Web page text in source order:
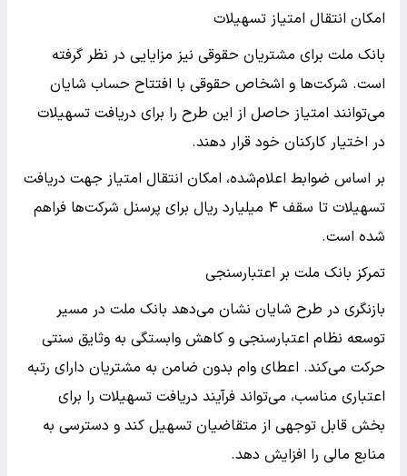
امکان انتقال امتیاز تسهیلات
بانک ملت برای مشتریان حقوقی نیز مزایایی در نظر گرفته
است. شرکت‌ها و اشخاص حقوقی با افتتاح حساب شایان
می‌توانند امتیاز حاصل از این طرح را برای دریافت تسهیلات
در اختیار کارکنان خود قرار دهند.
بر اساس ضوابط اعلام‌شده، امکان انتقال امتیاز جهت دریافت
تسهیلات تا سقف ۴ میلیارد ریال برای پرسنل شرکت‌ها فراهم
شده است.
تمرکز بانک ملت بر اعتبارسنجی
بازنگری در طرح شایان نشان می‌دهد بانک ملت در مسیر
توسعه نظام اعتبارسنجی و کاهش وابستگی به وثایق سنتی
حرکت می‌کند. اعطای وام بدون ضامن به مشتریان دارای رتبه
اعتباری مناسب، می‌تواند فرآیند دریافت تسهیلات را برای
بخش قابل توجهی از متقاضیان تسهیل کند و دسترسی به
منابع مالی را افزایش دهد.